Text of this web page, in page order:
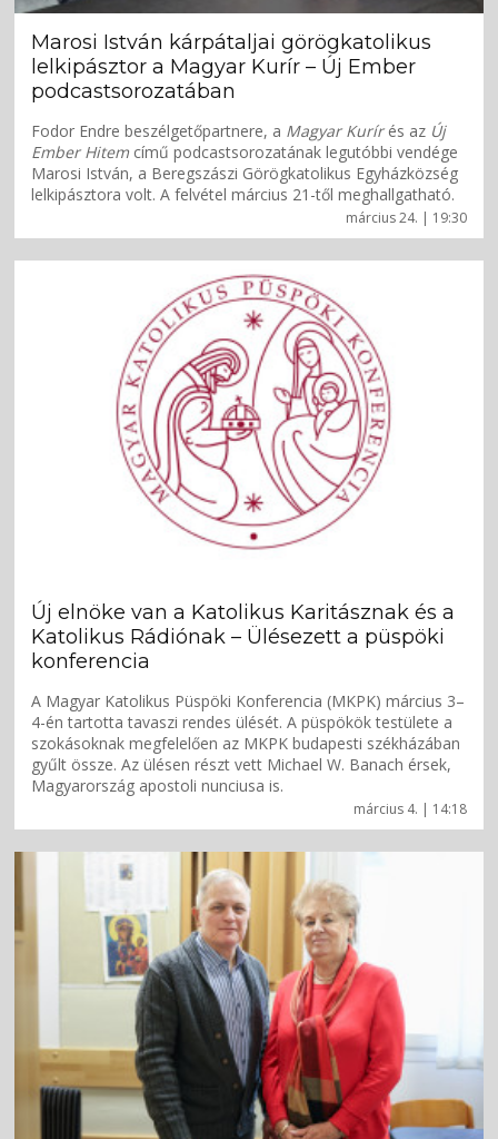
március 24. | 19:30
Marosi István kárpátaljai görögkatolikus
lelkipásztor a Magyar Kurír – Új Ember
podcastsorozatában
Fodor Endre beszélgetőpartnere, a Magyar Kurírés az Új
Ember Hitem című podcastsorozatának legutóbbi vendége
Marosi István, a Beregszászi Görögkatolikus Egyházközség
lelkipásztora volt. A felvétel március 21-től meghallgatható.
március 4. | 14:18
Új elnöke van a Katolikus Karitásznak és a
Katolikus Rádiónak – Ülésezett a püspöki
konferencia
A Magyar Katolikus Püspöki Konferencia (MKPK) március 3–
4-én tartotta tavaszi rendes ülését. A püspökök testülete a
szokásoknak megfelelően az MKPK budapesti székházában
gyűlt össze. Az ülésen részt vett Michael W. Banach érsek,
Magyarország apostoli nunciusa is.